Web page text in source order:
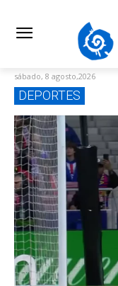
sábado, 8 agosto,2026
DEPORTES